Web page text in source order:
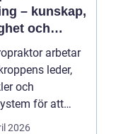
– kunskap,
och
som
arbetar
leder,
och
för att
smärta, f...
2026